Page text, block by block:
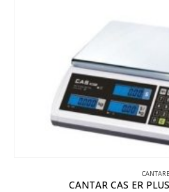
CANTARE
CANTAR CAS ER